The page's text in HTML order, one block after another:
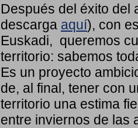
Después del éxito del
descarga aquí), con
Euskadi, queremos
territorio: sabemos
Es un proyecto
de, al final, tener con
territorio una estima
entre inviernos de las